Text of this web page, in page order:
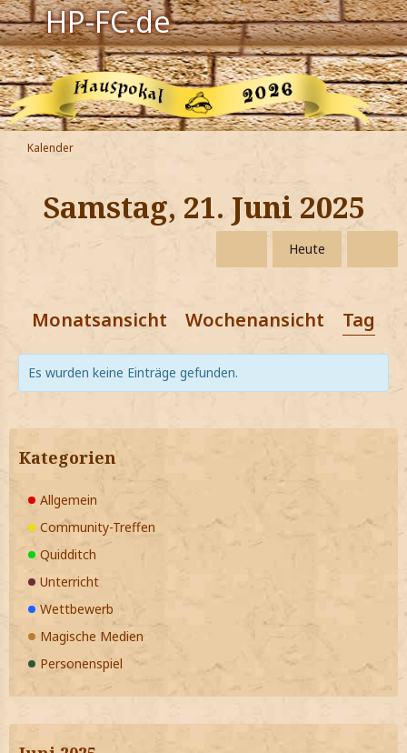
HP-FC.de
Navigation
Harry Potter
Der HP-FC
Hogwarts
Zauberwelt
Jetzt Fanclub-Mitglied werden!
Kalender
Samstag, 21. Juni 2025
Heute
Monatsansicht Wochenansicht
Es wurden keine Einträge gefunden.
Kategorien
Allgemein
Community-Treffen
Quidditch
Unterricht
Wettbewerb
Magische Medien
Personenspiel